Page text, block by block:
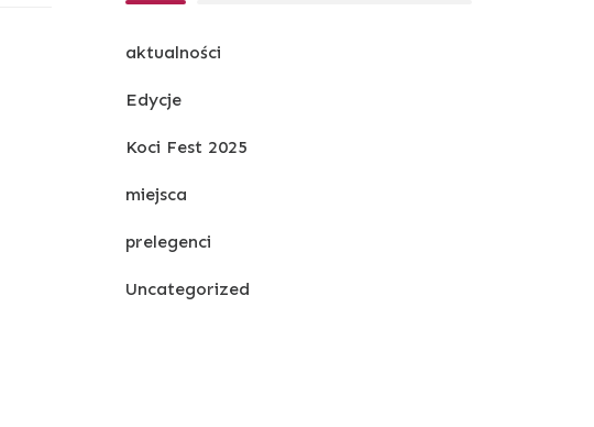
aktualności
Edycje
Koci Fest 2025
miejsca
prelegenci
Uncategorized